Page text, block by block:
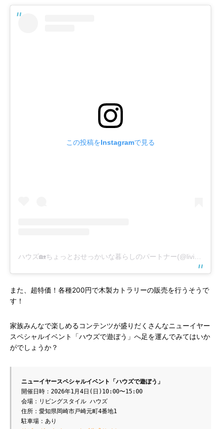
この投稿をInstagramで見る
ハウズ🏡ちょっとおせっかいな暮らしのパートナー(@living_style_hows)がシェアした投稿
また、超特価！各種200円で木製カトラリーの販売を行うそうで
す！
家族みんなで楽しめるコンテンツが盛りだくさんなニューイヤー
スペシャルイベント「ハウズで遊ぼう」へ足を運んでみてはいか
がでしょうか？
ニューイヤースペシャルイベント「ハウズで遊ぼう」
開催日時：2026年1月4日(日)10:00〜15:00
会場：リビングスタイル ハウズ
住所：愛知県岡崎市戸崎元町4番地1
駐車場：あり